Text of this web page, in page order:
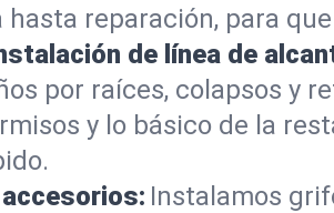
reparación, para
de línea de
por raíces, colapsos y
y lo básico de la
Instalamos